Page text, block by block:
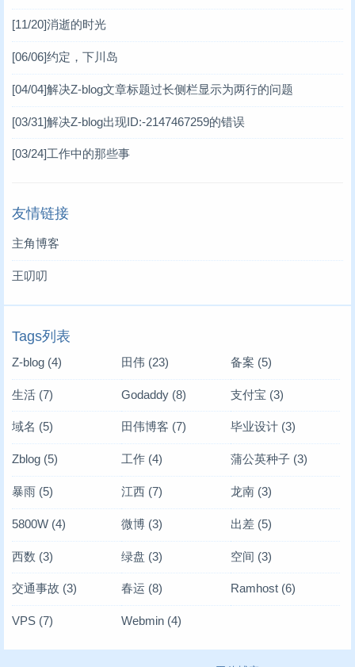
[11/20]消逝的时光
[06/06]约定，下川岛
[04/04]解决Z-blog文章标题过长侧栏显示为两行的问题
[03/31]解决Z-blog出现ID:-2147467259的错误
[03/24]工作中的那些事
友情链接
主角博客
王叨叨
Tags列表
Z-blog (4) 田伟(23) 备案 (5)
生活 (7) Godaddy(8) 支付宝 (3)
域名 (5) 田伟博客 (7) 毕业设计(3)
Zblog (5) 工作(4) 蒲公英种子(3)
暴雨 (5) 江西(7) 龙南(3)
5800W (4) 微博(3) 出差(5)
西数 (3) 绿盘 (3) 空间 (3)
交通事故 (3) 春运 (8) Ramhost(6)
VPS (7) Webmin(4)